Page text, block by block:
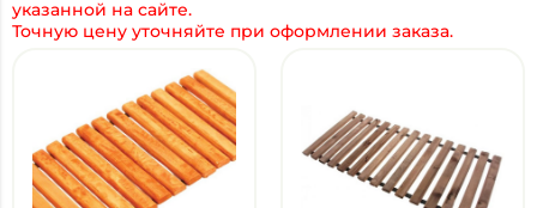
указанной на сайте.
Точную цену уточняйте при оформлении заказа.